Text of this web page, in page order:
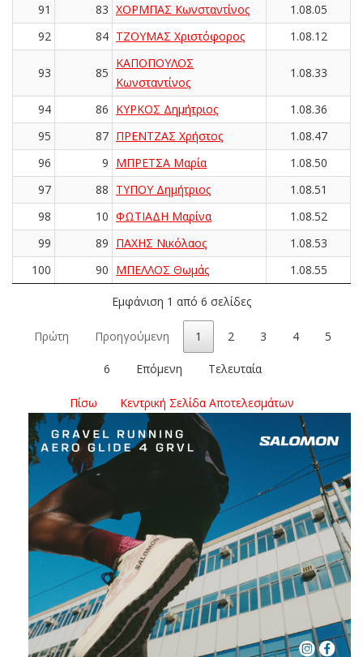
91
83 ΧΟΡΜΠΑΣ Κωνσταντίνος
1.08.05
92
84 ΤΖΟΥΜΑΣ Χριστόφορος 1.08.12
93 85
ΚΑΠΟΠΟΥΛΟΣ
Κωνσταντίνος
1.08.33
94 86 ΚΥΡΚΟΣ Δημήτριος
1.08.36
95
87 ΠΡΕΝΤΖΑΣ Χρήστος
1.08.47
96
9 ΜΠΡΕΤΣΑ Μαρία
1.08.50
97
88 ΤΥΠΟΥ Δημήτριος
1.08.51
98
10 ΦΩΤΙΑΔΗ Μαρίνα
1.08.52
99
89 ΠΑΧΗΣ Νικόλαος
1.08.53
100
90 ΜΠΕΛΛΟΣ Θωμάς 1.08.55
Εμφάνιση 1 από 6 σελίδες
Πρώτη Προηγούμενη 1 2 3 4 5
6 Επόμενη Τελευταία
Πίσω Κεντρική Σελίδα Αποτελεσμάτων